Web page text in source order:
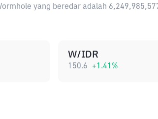
yang beredar adalah
W/IDR
150.6 +1.41 %